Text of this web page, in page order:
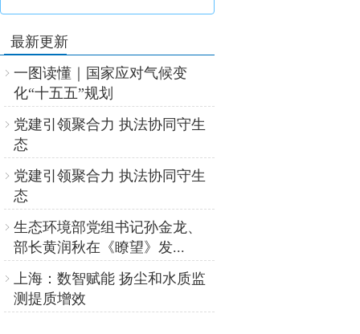
最新更新
一图读懂｜国家应对气候变
化“十五五”规划
党建引领聚合力 执法协同守生
态
党建引领聚合力 执法协同守生
态
生态环境部党组书记孙金龙、
部长黄润秋在《瞭望》发...
上海：数智赋能 扬尘和水质监
测提质增效